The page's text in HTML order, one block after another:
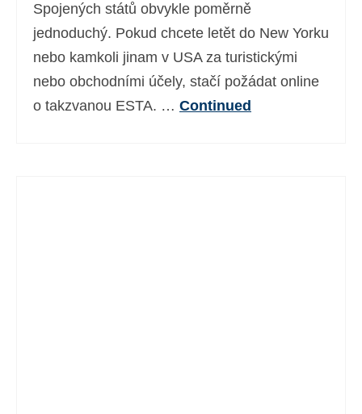
Spojených států obvykle poměrně
jednoduchý. Pokud chcete letět do New Yorku
nebo kamkoli jinam v USA za turistickými
nebo obchodními účely, stačí požádat online
o takzvanou ESTA. … Continued